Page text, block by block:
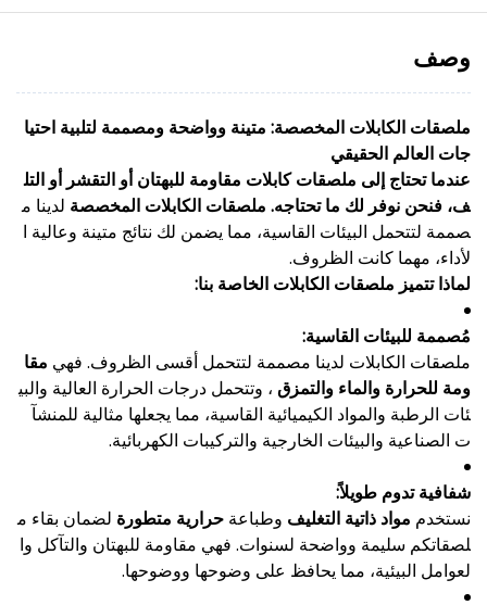
وصف
ملصقات الكابلات المخصصة: متينة وواضحة ومصممة لتلبية احتيا
جات العالم الحقيقي
عندما تحتاج إلى ملصقات كابلات مقاومة للبهتان أو التقشر أو التل
ف، فنحن نوفر لك ما تحتاجه. ملصقات الكابلات المخصصة لدينا م
صممة لتتحمل البيئات القاسية، مما يضمن لك نتائج متينة وعالية ا
لأداء، مهما كانت الظروف.
لماذا تتميز ملصقات الكابلات الخاصة بنا:
مُصممة للبيئات القاسية:
ملصقات الكابلات لدينا مصممة لتتحمل أقسى الظروف. فهي مقا
ومة للحرارة والماء والتمزق ، وتتحمل درجات الحرارة العالية والبي
ئات الرطبة والمواد الكيميائية القاسية، مما يجعلها مثالية للمنشآ
ت الصناعية والبيئات الخارجية والتركيبات الكهربائية.
شفافية تدوم طويلاً:
نستخدم مواد ذاتية التغليف وطباعة حرارية متطورة لضمان بقاء م
لصقاتكم سليمة وواضحة لسنوات. فهي مقاومة للبهتان والتآكل وا
لعوامل البيئية، مما يحافظ على وضوحها ووضوحها.